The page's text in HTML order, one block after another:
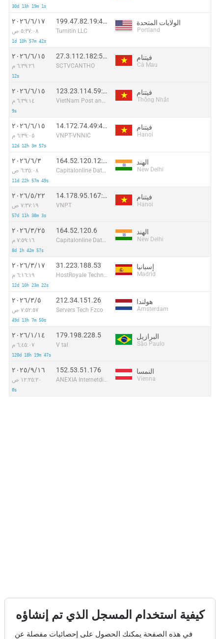
30d 13h 19m 1s
١٧‏/٦‏/٢٠٢٦
٥:٣٧:٠٨ ص
1d 10h 57m 42s
199.47.82.19:47622
Turnitin LLC
الولايات المتحدة
Portland
١٥‏/٦‏/٢٠٢٦
٦:٣٩:٢٦ م
12s
27.3.112.182:56146
SCTVCANTHO
فيتنام
Cà Mau
١٥‏/٦‏/٢٠٢٦
٦:٣٩:١٤ م
9s
123.23.114.59:56889
VietNam Post and Telecom Corporation
فيتنام
Thống Nhất
١٥‏/٦‏/٢٠٢٦
٦:٣٩:٠٥ م
12d 12h 3m 57s
14.172.74.49:40412
VNPT-VNNIC
فيتنام
Hanoi
٣‏/٦‏/٢٠٢٦
٦:٣٥:٠٨ ص
11d 22h 57m 49s
164.52.120.12:15702
Capitalonline Data Service (HK) Co
الهند
New Delhi
٢٢‏/٥‏/٢٠٢٦
٧:٣٧:١٩ ص
57d 11h 38m 3s
14.178.95.167:51580
VNPT
فيتنام
Hanoi
٢٥‏/٣‏/٢٠٢٦
٧:٥٩:١٦ م
8d 1h 42m 57s
164.52.120.6
Capitalonline Data Service (HK) Co
الهند
New Delhi
١٧‏/٣‏/٢٠٢٦
٦:١٦:١٩ م
12d 10h 23m 22s
31.223.188.53
HostRoyale Technologies Pvt Ltd
إسبانيا
Madrid
٥‏/٣‏/٢٠٢٦
٧:٥٢:٥٧ ص
49d 13h 7m 50s
212.34.151.26
Servers Tech Fzco
هولندا
Amsterdam
١٤‏/١‏/٢٠٢٦
٦:٤٥:٠٧ م
120d 18h 19m 47s
179.198.228.5
V tal
البرازيل
São Paulo
١٦‏/٩‏/٢٠٢٥
١٢:٢٥:٢٠ ص
0s
152.53.51.176
ANEXIA Internetdienstleistungs GmbH
النمسا
Vienna
كيفية استخدام المسجل الذي تم إنشاؤه
في هذه الصفحة يمكنك الحصول على إحصائيات مفصلة عن